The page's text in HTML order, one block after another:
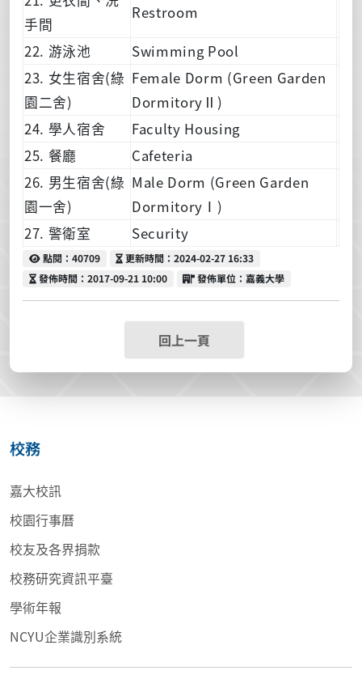
手間
Restroom
22. 游泳池
Swimming Pool
23. 女生宿舍(綠
園二舍)
Female Dorm (Green Garden
DormitoryⅡ)
24. 學人宿舍
Faculty Housing
25. 餐廳
Cafeteria
26. 男生宿舍(綠
園一舍)
Male Dorm (Green Garden
DormitoryⅠ)
27. 警衛室
Security
點閱
點閱：40709 更新時間
更新時間：2024-02-27 16:33
發佈時間
發佈時間：2017-09-21 10:00 發佈單位
發佈單位：嘉義大學
回上一頁
校務
嘉大校訊
校園行事曆
校友及各界捐款
校務研究資訊平臺
學術年報
NCYU企業識別系統